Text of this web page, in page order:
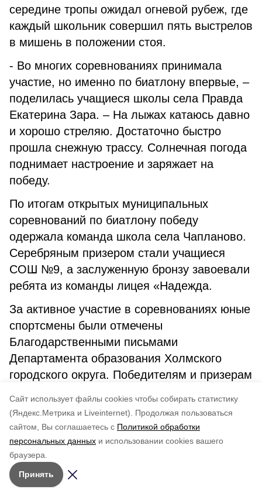
Cайт использует файлы cookies чтобы собирать статистику
(Яндекс.Метрика и Liveinternet).
Продолжая пользоваться
сайтом, Вы соглашаетесь с Политикой обработки
персональных данных и использовании cookies вашего
браузера.
Принять
середине тропы ожидал огневой рубеж, где
каждый школьник совершил пять выстрелов
в мишень в положении стоя.
- Во многих соревнованиях принимала
участие, но именно по биатлону впервые, –
поделилась учащиеся школы села Правда
Екатерина Зара. – На лыжах катаюсь давно
и хорошо стреляю. Достаточно быстро
прошла снежную трассу. Солнечная погода
поднимает настроение и заряжает на
победу.
По итогам открытых муниципальных
соревнований по биатлону победу
одержала команда школа села Чапланово.
Серебряным призером стали учащиеся
СОШ №9, а заслуженную бронзу завоевали
ребята из команды лицея «Надежда.
За активное участие в соревнованиях юные
спортсмены были отмечены
Благодарственными письмами
Департамента образования Холмского
городского округа. Победителям и призерам
сувенирные подарки.
по оценке
5